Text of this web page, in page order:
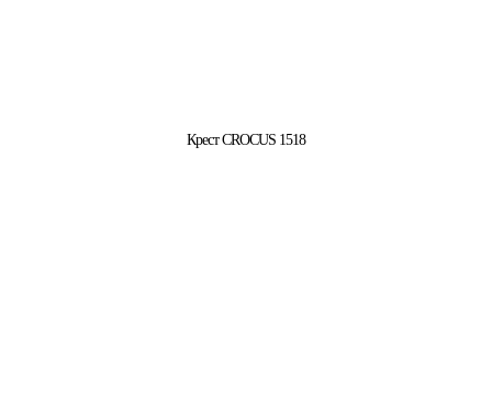
Крест CROCUS 1518